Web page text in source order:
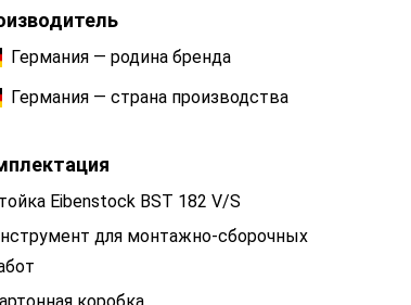
Германия — родина бренда
Германия — страна производства
Eibenstock BST 182 V/S
для монтажно-сборочных